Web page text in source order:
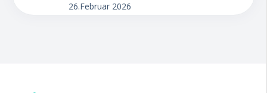
26.Februar 2026